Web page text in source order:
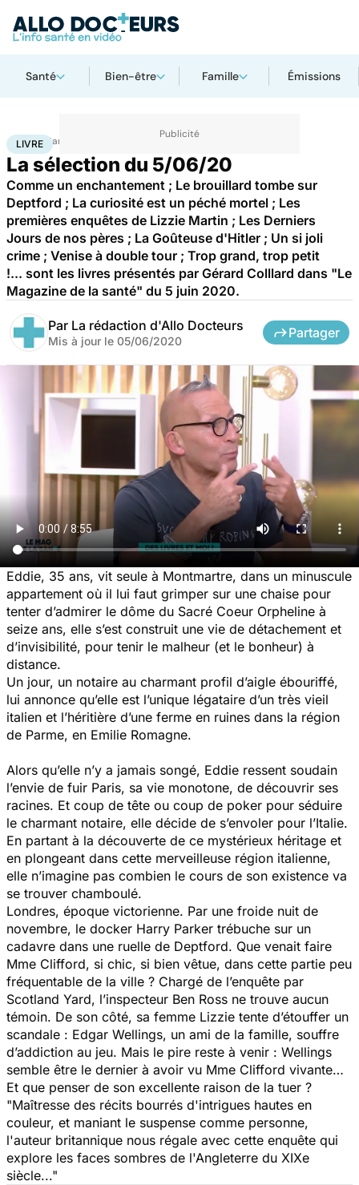
Santé Bien-être Famille Émissions
Accueil Santé
LIVRE
La sélection du 5/06/20
Comme un enchantement ; Le brouillard tombe sur
Deptford ; La curiosité est un péché mortel ; Les
premières enquêtes de Lizzie Martin ; Les Derniers
Jours de nos pères ; La Goûteuse d'Hitler ; Un si joli
crime ; Venise à double tour ; Trop grand, trop petit
!... sont les livres présentés par Gérard Colllard dans "Le
Magazine de la santé" du 5 juin 2020.
Par La rédaction d'Allo Docteurs
Mis à jour le 05/06/2020
Partager
Eddie, 35 ans, vit seule à Montmartre, dans un minuscule
appartement où il lui faut grimper sur une chaise pour
tenter d’admirer le dôme du Sacré Coeur Orpheline à
seize ans, elle s’est construit une vie de détachement et
d’invisibilité, pour tenir le malheur (et le bonheur) à
distance.
Un jour, un notaire au charmant profil d’aigle ébouriffé,
lui annonce qu’elle est l’unique légataire d’un très vieil
italien et l’héritière d’une ferme en ruines dans la région
de Parme, en Emilie Romagne.
Alors qu’elle n’y a jamais songé, Eddie ressent soudain
l’envie de fuir Paris, sa vie monotone, de découvrir ses
racines. Et coup de tête ou coup de poker pour séduire
le charmant notaire, elle décide de s’envoler pour l’Italie.
En partant à la découverte de ce mystérieux héritage et
en plongeant dans cette merveilleuse région italienne,
elle n’imagine pas combien le cours de son existence va
se trouver chamboulé.
Londres, époque victorienne. Par une froide nuit de
novembre, le docker Harry Parker trébuche sur un
cadavre dans une ruelle de Deptford. Que venait faire
Mme Clifford, si chic, si bien vêtue, dans cette partie peu
fréquentable de la ville ? Chargé de l’enquête par
Scotland Yard, l’inspecteur Ben Ross ne trouve aucun
témoin. De son côté, sa femme Lizzie tente d’étouffer un
scandale : Edgar Wellings, un ami de la famille, souffre
d’addiction au jeu. Mais le pire reste à venir : Wellings
semble être le dernier à avoir vu Mme Clifford vivante…
Et que penser de son excellente raison de la tuer ?
"Maîtresse des récits bourrés d'intrigues hautes en
couleur, et maniant le suspense comme personne,
l'auteur britannique nous régale avec cette enquête qui
explore les faces sombres de l'Angleterre du XIXe
siècle..."